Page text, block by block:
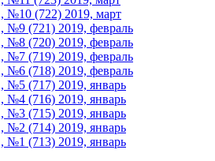
№10 (722) 2019, март
№9 (721) 2019, февраль
№8 (720) 2019, февраль
№7 (719) 2019, февраль
№6 (718) 2019, февраль
№5 (717) 2019, январь
№4 (716) 2019, январь
№3 (715) 2019, январь
№2 (714) 2019, январь
№1 (713) 2019, январь